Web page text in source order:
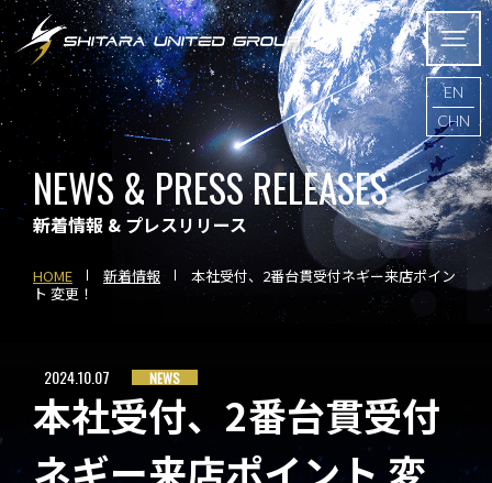
EN
CHN
NEWS & PRESS RELEASES
新着情報 & プレスリリース
HOME 新着情報
本社受付、2番台貫受付ネギー来店ポイン
ト 変更！
NEWS
2024.10.07
本社受付、2番台貫受付
ネギー来店ポイント 変